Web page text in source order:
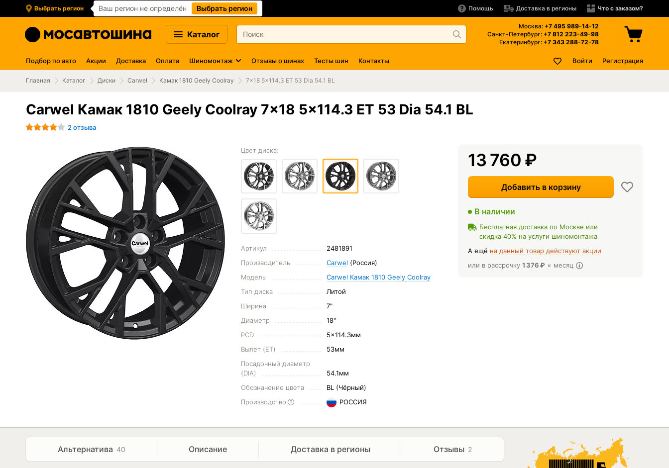
Выбрать регион Ваш регион не определён Выбрать регион Помощь Доставка в регионы Что с заказом?
Каталог
Москва: +7 495 989-14-12
Санкт-Петербург: +7 812 223-49-98
Екатеринбург: +7 343 288-72-78
Подбор по авто Акции Доставка Оплата Шиномонтаж Отзывы о шинах Тесты шин Контакты Войти Регистрация
Главная Каталог Диски Carwel Камак 1810 Geely Coolray 7x18 5x114.3 ET 53 Dia 54.1 BL
Carwel Камак 1810 Geely Coolray 7x18 5x114.3 ET 53 Dia 54.1 BL
2 отзыва
Цвет диска:
Артикул
2481891
Производитель
Carwel (Россия)
Модель
Carwel Камак 1810 Geely Coolray
Тип диска
Литой
Ширина
7"
Диаметр
18"
PCD
5x114.3мм
Вылет (ET)
53мм
Посадочный диаметр
(DIA)
54.1мм
Обозначение цвета
BL (Чёрный)
Производство
РОССИЯ
13 760 ₽
Добавить в корзину
В наличии
Бесплатная доставка по Москве или
скидка 40% на услуги шиномонтажа
А ещё на данный товар действуют акции
или в рассрочку 1 376₽ × месяц
Альтернатива 40 Описание Доставка в регионы Отзывы 2